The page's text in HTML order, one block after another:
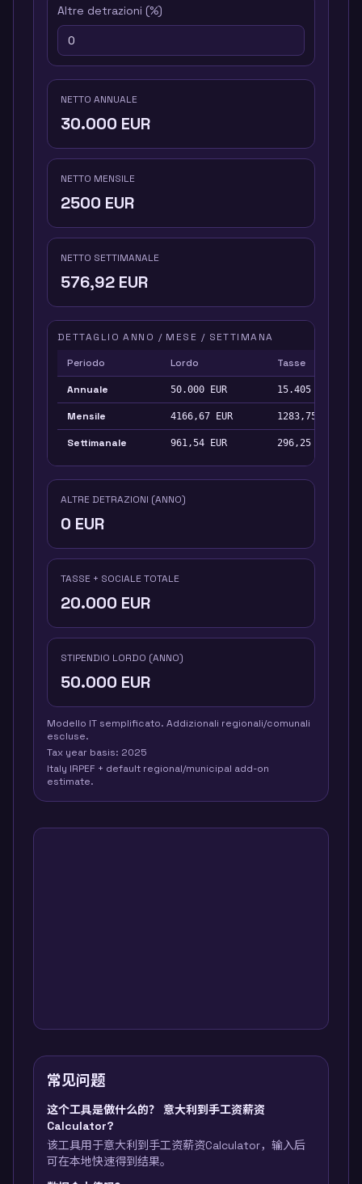
Altre detrazioni (%)
NETTO ANNUALE
30.000 EUR
NETTO MENSILE
2500 EUR
NETTO SETTIMANALE
576,92 EUR
DETTAGLIO ANNO / MESE / SETTIMANA
Periodo
Lordo Tasse
Annuale 50.000 EUR 15.405
Mensile 4166,67 EUR 1283,75
Settimanale 961,54 EUR 296,25
ALTRE DETRAZIONI (ANNO)
0 EUR
TASSE + SOCIALE TOTALE
20.000 EUR
STIPENDIO LORDO (ANNO)
50.000 EUR
Modello IT semplificato. Addizionali regionali/comunali
escluse.
Tax year basis: 2025
Italy IRPEF + default regional/municipal add-on
estimate.
常见问题
这个工具是做什么的？ 意大利到手工资薪资
Calculator?
该工具用于意大利到手工资薪资Calculator，输入后
可在本地快速得到结果。